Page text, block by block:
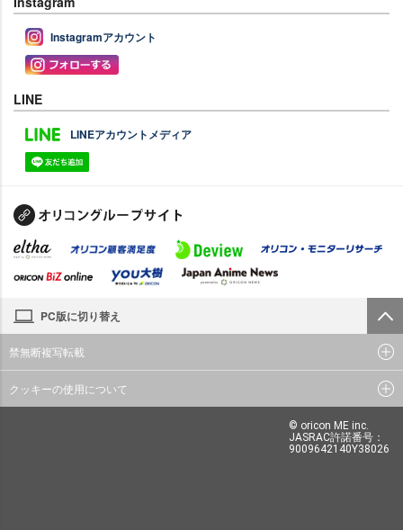
Instagramアカウント
LINE
LINEアカウントメディア
PC版に切り替え
禁無断複写転載
クッキーの使用について
© oricon ME inc.
JASRAC許諾番号：
9009642140Y38026